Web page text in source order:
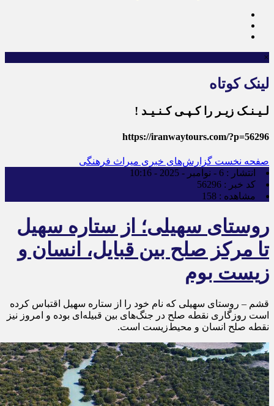
×
لینک کوتاه
لـیـنـک زیـر را کـپـی کـنـیـد !
https://iranwaytours.com/?p=56296
صفحه نخست گزارش‌های خبری میراث فرهنگی
انتشار : 6 - نوامبر - 2025 - 10:16
کد خبر : 56296
مشاهده : 158
روستای سهیلی؛ از ستاره سهیل
تا مرکز صلح بین قبایل، انسان و
زیست بوم
قشم – روستای سهیلی که نام خود را از ستاره سهیل اقتباس کرده
است روزگاری نقطه صلح در جنگ‌های بین قبیله‌ای بوده و امروز نیز
نقطه صلح انسان و محیط‌زیست است.